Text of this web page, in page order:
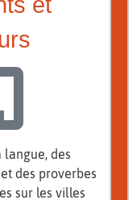
langue, des
des proverbes
sur les villes